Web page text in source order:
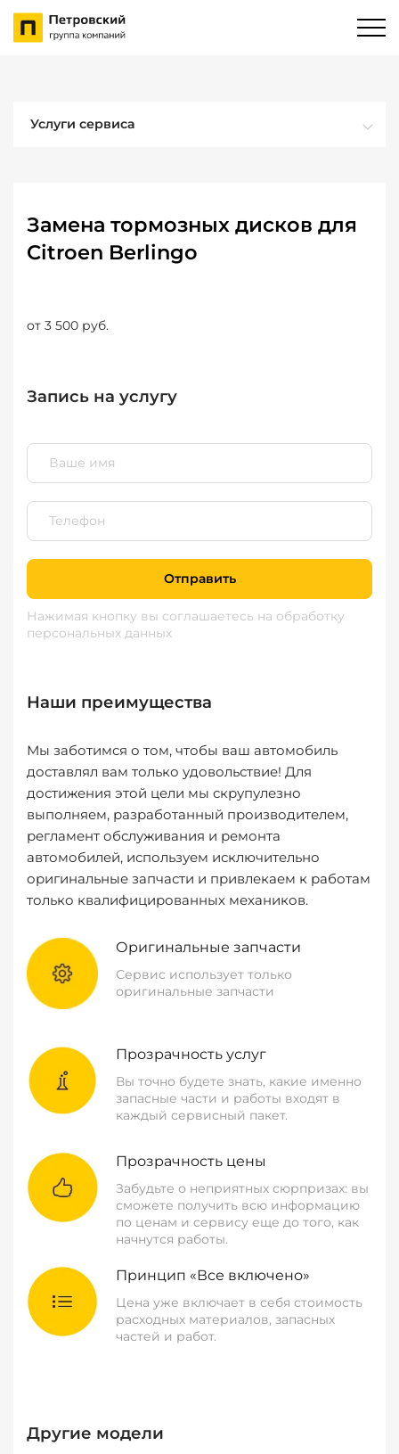
Услуги сервиса
Замена тормозных дисков для
Citroen Berlingo
от 3 500 руб.
Запись на услугу
Отправить
Нажимая кнопку вы соглашаетесь на обработку
персональных данных
Наши преимущества
Мы заботимся о том, чтобы ваш автомобиль
доставлял вам только удовольствие! Для
достижения этой цели мы скрупулезно
выполняем, разработанный производителем,
регламент обслуживания и ремонта
автомобилей, используем исключительно
оригинальные запчасти и привлекаем к работам
только квалифицированных механиков.
Оригинальные запчасти
Сервис использует только
оригинальные запчасти
Прозрачность услуг
Вы точно будете знать, какие именно
запасные части и работы входят в
каждый сервисный пакет.
Прозрачность цены
Забудьте о неприятных сюрпризах: вы
сможете получить всю информацию
по ценам и сервису еще до того, как
начнутся работы.
Принцип «Все включено»
Цена уже включает в себя стоимость
расходных материалов, запасных
частей и работ.
Другие модели